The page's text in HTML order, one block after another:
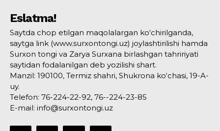
Eslatma!
Saytda chop etilgan maqolalargan ko‘chirilganda,
saytga link (www.surxontongi.uz) joylashtirilishi hamda
Surxon tongi va Zarya Surxana birlashgan tahririyati
saytidan fodalanilgan deb yozilishi shart.
Manzil: 190100, Termiz shahri, Shukrona ko‘chasi, 19-A-
uy.
Telefon: 76-224-22-92, 76--224-23-85
E-mail: info@surxontongi.uz